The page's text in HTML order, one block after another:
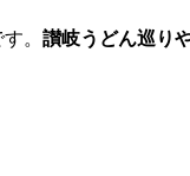
。 讃岐うどん巡り